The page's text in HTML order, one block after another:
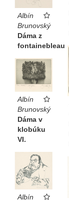
Albín
Brunovský
Dáma z
fontainebleau
Albín
Brunovský
Dáma v
klobúku
VI.
Albín